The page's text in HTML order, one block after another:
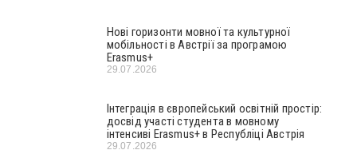
Нові горизонти мовної та культурної
мобільності в Австрії за програмою
Erasmus+
29.07.2026
Інтеграція в європейський освітній простір:
досвід участі студента в мовному
інтенсиві Erasmus+ в Республіці Австрія
29.07.2026